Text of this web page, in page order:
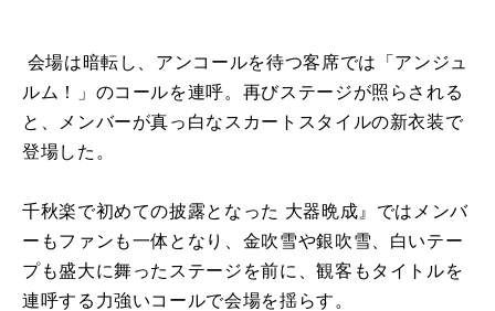
会場は暗転し、アンコールを待つ客席では「アンジュ
ルム！」のコールを連呼。再びステージが照らされる
と、メンバーが真っ白なスカートスタイルの新衣装で
登場した。
千秋楽で初めての披露となった 大器晩成』ではメンバ
ーもファンも一体となり、金吹雪や銀吹雪、白いテー
プも盛大に舞ったステージを前に、観客もタイトルを
連呼する力強いコールで会場を揺らす。